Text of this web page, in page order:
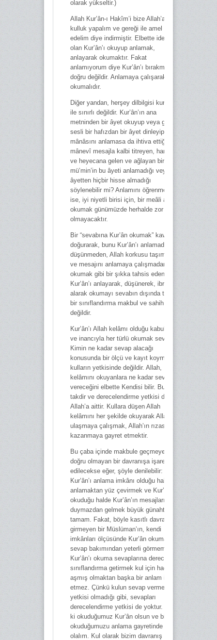
olarak yükseltir.)
Allah Kur’ân-ı Hakîm’i bize Allah’a
kulluk yapalım ve gereği ile amel
edelim diye indirmiştir. Elbette ideal
olan Kur’ân’ı okuyup anlamak,
anlayarak okumaktır. Fakat
anlamıyorum diye Kur’ân’ı bırakmak da
doğru değildir. Anlamaya çalışarak
okumalıdır.
Diğer yandan, herşey dilbilgisi kuralları
ile sınırlı değildir. Kur’ân’ın ana
metninden bir âyet okuyup veya güzel
sesli bir hafızdan bir âyet dinleyip,
mânâsını anlamasa da ihtiva ettiği
mânevî mesajla kalbi titreyen, hararete
ve heyecana gelen ve ağlayan bir
mü’min’in bu âyeti anlamadığı veya bu
âyetten hiçbir hisse almadığı
söylenebilir mi? Anlamını öğrenmek için
ise, iyi niyetli birisi için, bir meâli açıp
okumak günümüzde herhalde zor
olmayacaktır.
Bir “sevabına Kur’ân okumak” kavramı
doğurarak, bunu Kur’ân’ı anlamadan,
düşünmeden, Allah korkusu taşımadan
ve mesajını anlamaya çalışmadan
okumak gibi bir şıkka tahsis eden ve
Kur’ân’ı anlayarak, düşünerek, ibret
alarak okumayı sevabın dışında tutan
bir sınıflandırma makbul ve sahih
değildir.
Kur’ân’ı Allah kelâmı olduğu kabulüyle
ve inancıyla her türlü okumak sevaptır.
Kimin ne kadar sevap alacağı
konusunda bir ölçü ve kayıt koymak
kulların yetkisinde değildir. Allah, Kendi
kelâmını okuyanlara ne kadar sevap
vereceğini elbette Kendisi bilir. Bunu
takdir ve derecelendirme yetkisi de
Allah’a aittir. Kullara düşen Allah
kelâmını her şekilde okuyarak Allah’a
ulaşmaya çalışmak, Allah’ın rızasını
kazanmaya gayret etmektir.
Bu çaba içinde makbule geçmeyen ve
doğru olmayan bir davranışa işaret
edilecekse eğer, şöyle denilebilir:
Kur’ân’ı anlama imkânı olduğu halde
anlamaktan yüz çevirmek ve Kur’ân’ı
okuduğu halde Kur’ân’ın mesajlarını
duymazdan gelmek büyük günahtır. Bu
tamam. Fakat, böyle kasıtlı davranışa
girmeyen bir Müslüman’ın, kendi
imkânları ölçüsünde Kur’ân okumasını
sevap bakımından yeterli görmemek,
Kur’ân’ı okuma sevaplarına derece ve
sınıflandırma getirmek kul için haddi
aşmış olmaktan başka bir anlam ihtiva
etmez. Çünkü kulun sevap verme
yetkisi olmadığı gibi, sevapları
derecelendirme yetkisi de yoktur. Yeter
ki okuduğumuz Kur’ân olsun ve biz
okuduğumuzu anlama gayretinde
olalım. Kul olarak bizim davranış